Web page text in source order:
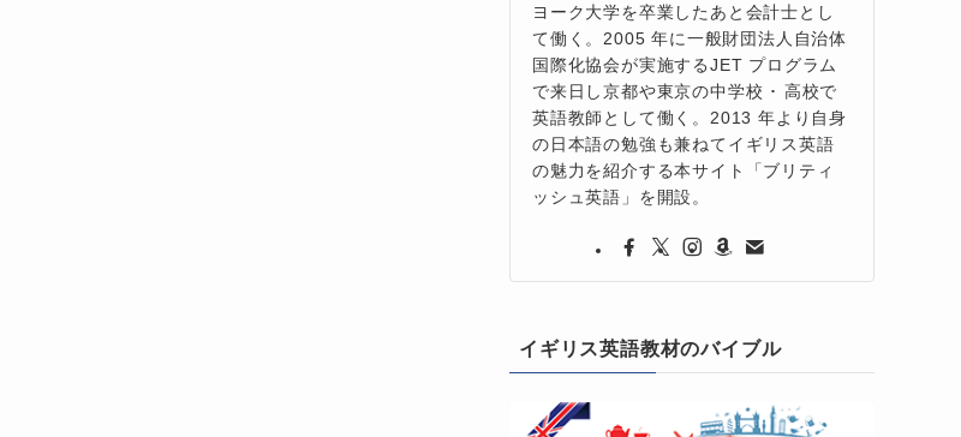
ヨーク大学を卒業したあと会計士とし
て働く。2005 年に一般財団法人自治体
国際化協会が実施するJET プログラム
で来日し京都や東京の中学校 ･ 高校で
英語教師として働く。2013 年より自身
の日本語の勉強も兼ねてイギリス英語
の魅力を紹介する本サイト「ブリティ
ッシュ英語」を開設。
イギリス英語教材のバイブル